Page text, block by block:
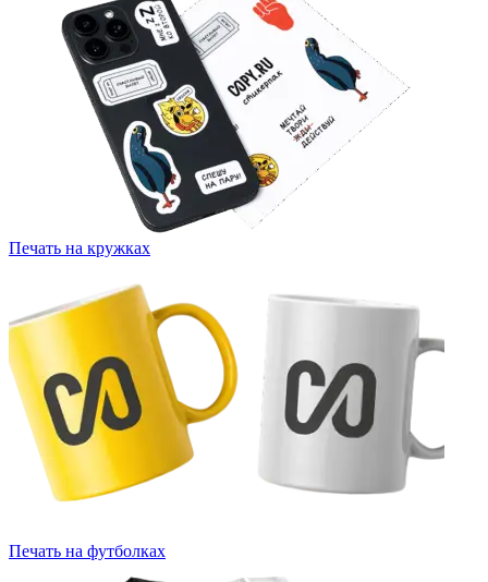
Печать на кружках
Печать на футболках